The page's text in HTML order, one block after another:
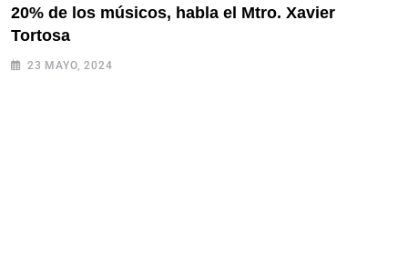
20% de los músicos, habla el Mtro. Xavier
Tortosa
23 MAYO, 2024